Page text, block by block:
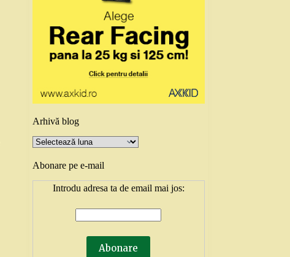
Arhivă blog
Arhivă
blog
Abonare pe e-mail
Introdu adresa ta de email mai jos: